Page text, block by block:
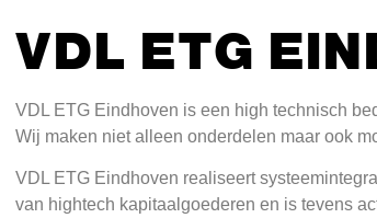
VDL ETG
VDL ETG Eindhoven is een high technisch
Wij maken niet alleen onderdelen maar ook
VDL ETG Eindhoven realiseert
van hightech kapitaalgoederen en is tevens